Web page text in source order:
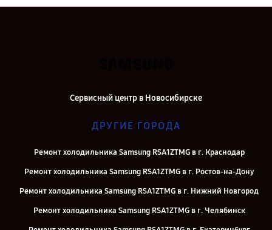
Сервисный центр в Новосибирске
ДРУГИЕ ГОРОДА
Ремонт холодильника Samsung RSA1ZTMG в г. Краснодар
Ремонт холодильника Samsung RSA1ZTMG в г. Ростов-на-Дону
Ремонт холодильника Samsung RSA1ZTMG в г. Нижний Новгород
Ремонт холодильника Samsung RSA1ZTMG в г. Челябинск